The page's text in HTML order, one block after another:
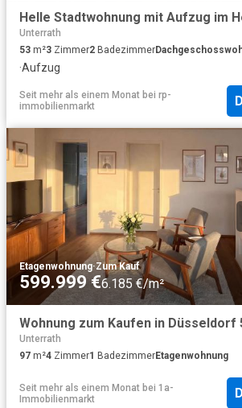
Unterrath
53 m²3 Zimmer2 Badezimmer
·Aufzug
Seit mehr als einem Monat bei rp-
immobilienmarkt
Etagenwohnung·Zum Kauf
599.999 €6.185 €/m²
Unterrath
97 m²4 Zimmer1 BadezimmerEtagenwohnung
Seit mehr als einem Monat bei 1a-
Immobilienmarkt